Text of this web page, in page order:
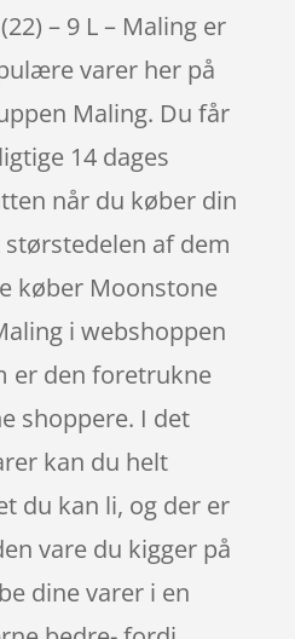
– 9 L – Maling er
varer her på
Maling. Du får
14 dages
når du køber din
af dem
køber Moonstone
i webshoppen
er den foretrukne
shoppere. I det
kan du helt
du kan li, og der er
vare du kigger på
dine varer i en